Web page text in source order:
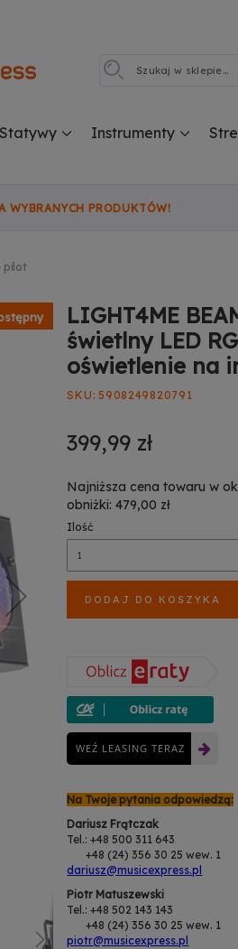
Statywy Instrumenty
WYBRANYCH PRODUKTÓW!
pilot
LIGHT4ME
świetlny LED
oświetlenie na
SKU 5908249820791
399,99 zł
Najniższa cena towaru w
obniżki: 479,00 zł
Ilość
DODAJ DO KOSZYKA
WEŹ LEASING TERAZ
Na Twoje pytania odpowiedzą:
Dariusz Frątczak
Tel.: +48 500 311 643
+48 (24) 356 30 25 wew. 1
dariusz@musicexpress.pl
Piotr Matuszewski
Tel.: +48 502 143 143
+48 (24) 356 30 25 wew. 1
piotr@musicexpress.pl